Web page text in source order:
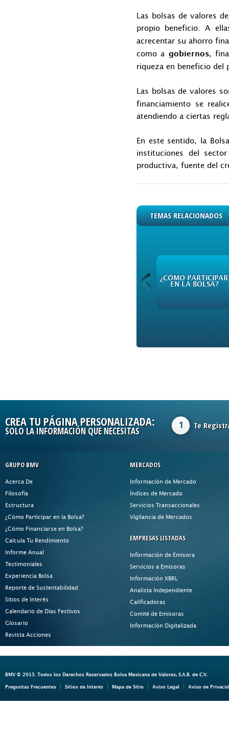
Las bolsas de valores
propio beneficio. A
acrecentar su ahorro
como a gobiernos,
riqueza en beneficio del
Las bolsas de valores
financiamiento se
atendiendo a ciertas
En este sentido, la
instituciones del
productiva, fuente del
TEMAS RELACIONADOS
¿CÓMO PARTICIPAR
EN LA BOLSA?
CREA TU PÁGINA PERSONALIZADA:
SOLO LA INFORMACIÓN QUE NECESITAS
1 Te
GRUPO BMV
Acerca De
Filosofía
Estructura
¿Cómo Participar en la Bolsa?
¿Cómo Financiarse en Bolsa?
Calcula Tu Rendimiento
Informe Anual
Testimoniales
Experiencia Bolsa
Reporte de Sustentabilidad
Sitios de Interés
Calendario de Días Festivos
Glosario
Revista Acciones
MERCADOS
Información de Mercado
Índices de Mercado
Servicios Transaccionales
Vigilancia de Mercados
EMPRESAS LISTADAS
Información de Emisora
Servicios a Emisoras
Información XBRL
Analista Independiente
Calificadoras
Comité de Emisoras
Información Digitalizada
BMV © 2015. Todos los Derechos Reservados Bolsa Mexicana de Valores, S.A.B. de C.V.
Preguntas Frecuentes Sitios de Interés Mapa de Sitio Aviso Legal Aviso de